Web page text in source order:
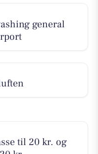
general
til 20 kr. og